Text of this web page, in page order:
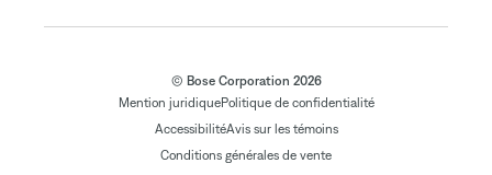
© Bose Corporation 2026
Mention juridiquePolitique de confidentialité
AccessibilitéAvis sur les témoins
Conditions générales de vente